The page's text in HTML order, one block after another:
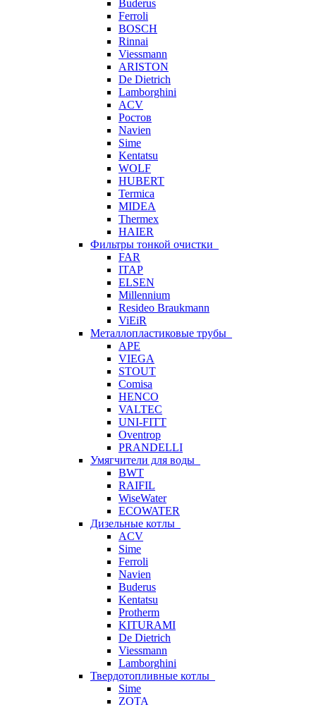
Buderus
Ferroli
BOSCH
Rinnai
Viessmann
ARISTON
De Dietrich
Lamborghini
ACV
Ростов
Navien
Sime
Kentatsu
WOLF
HUBERT
Termica
MIDEA
Thermex
HAIER
Фильтры тонкой очистки
FAR
ITAP
ELSEN
Millennium
Resideo Braukmann
ViEiR
Металлопластиковые трубы
APE
VIEGA
STOUT
Comisa
HENCO
VALTEC
UNI-FITT
Oventrop
PRANDELLI
Умягчители для воды
BWT
RAIFIL
WiseWater
ECOWATER
Дизельные котлы
ACV
Sime
Ferroli
Navien
Buderus
Kentatsu
Protherm
KITURAMI
De Dietrich
Viessmann
Lamborghini
Твердотопливные котлы
Sime
ZOTA